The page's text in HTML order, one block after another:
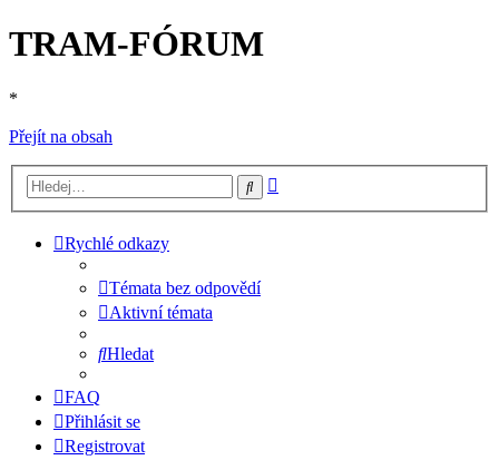
TRAM-FÓRUM
*
Přejít na obsah
Hledat
Rychlé odkazy
Témata bez odpovědí
Aktivní témata
Hledat
FAQ
Přihlásit se
Registrovat